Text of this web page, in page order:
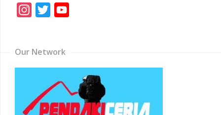
Instagram
Twitter
Our Network